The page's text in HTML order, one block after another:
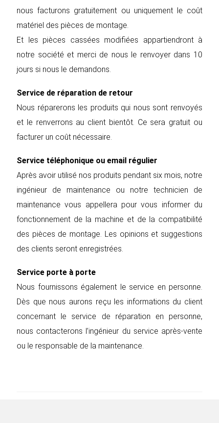
nous facturons gratuitement ou uniquement le coût
matériel des pièces de montage.
Et les pièces cassées modifiées appartiendront à
notre société et merci de nous le renvoyer dans 10
jours si nous le demandons.
Service de réparation de retour
Nous réparerons les produits qui nous sont renvoyés
et le renverrons au client bientôt. Ce sera gratuit ou
facturer un coût nécessaire.
Service téléphonique ou email régulier
Après avoir utilisé nos produits pendant six mois, notre
ingénieur de maintenance ou notre technicien de
maintenance vous appellera pour vous informer du
fonctionnement de la machine et de la compatibilité
des pièces de montage. Les opinions et suggestions
des clients seront enregistrées.
Service porte à porte
Nous fournissons également le service en personne.
Dès que nous aurons reçu les informations du client
concernant le service de réparation en personne,
nous contacterons l’ingénieur du service après-vente
ou le responsable de la maintenance.